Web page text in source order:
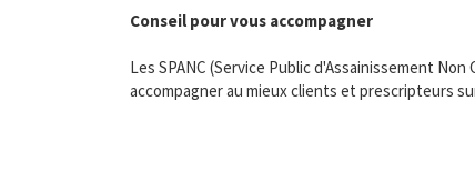
Conseil pour vous accompagner
Les SPANC (Service Public d'Assainissement
accompagner au mieux clients et prescripteurs